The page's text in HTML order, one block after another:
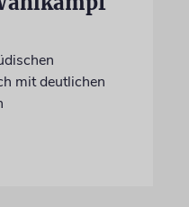
mit deutlichen